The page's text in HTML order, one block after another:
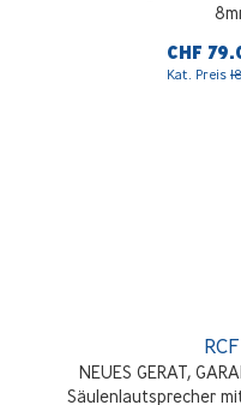
CHF
Kat. Preis
NEUES GERAT,
Säulenlautsprecher